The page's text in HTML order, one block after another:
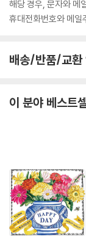
해당 경우, 문자와 메
휴대전화번호와 메일
배송/반품/교환
이 분야 베스트